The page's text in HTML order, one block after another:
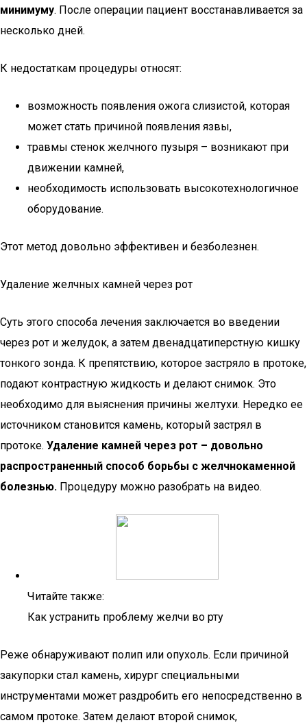
минимуму. После операции пациент восстанавливается за
несколько дней.
К недостаткам процедуры относят:
возможность появления ожога слизистой, которая
может стать причиной появления язвы,
травмы стенок желчного пузыря – возникают при
движении камней,
необходимость использовать высокотехнологичное
оборудование.
Этот метод довольно эффективен и безболезнен.
Удаление желчных камней через рот
Суть этого способа лечения заключается во введении
через рот и желудок, а затем двенадцатиперстную кишку
тонкого зонда. К препятствию, которое застряло в протоке,
подают контрастную жидкость и делают снимок. Это
необходимо для выяснения причины желтухи. Нередко ее
источником становится камень, который застрял в
протоке. Удаление камней через рот – довольно
распространенный способ борьбы с желчнокаменной
болезнью. Процедуру можно разобрать на видео.
Читайте также:
Как устранить проблему желчи во рту
Реже обнаруживают полип или опухоль. Если причиной
закупорки стал камень, хирург специальными
инструментами может раздробить его непосредственно в
самом протоке. Затем делают второй снимок,